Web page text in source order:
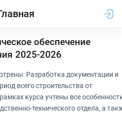
обеспечение
2025-2026
Разработка документации и
всего строительства от
курса учтены все
технического отдела, а